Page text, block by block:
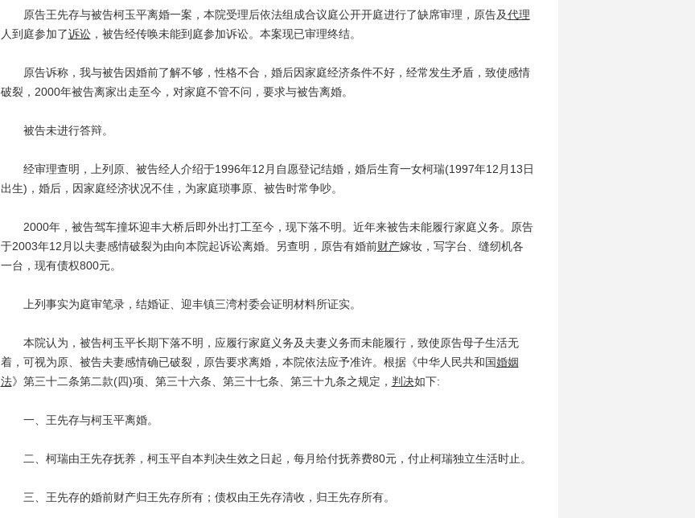
原告王先存与被告柯玉平离婚一案，本院受理后依法组成合议庭公开开庭进行了缺席审理，原告及代理
人到庭参加了诉讼，被告经传唤未能到庭参加诉讼。本案现已审理终结。
原告诉称，我与被告因婚前了解不够，性格不合，婚后因家庭经济条件不好，经常发生矛盾，致使感情
破裂，2000年被告离家出走至今，对家庭不管不问，要求与被告离婚。
被告未进行答辩。
经审理查明，上列原、被告经人介绍于1996年12月自愿登记结婚，婚后生育一女柯瑞(1997年12月13日
出生)，婚后，因家庭经济状况不佳，为家庭琐事原、被告时常争吵。
2000年，被告驾车撞坏迎丰大桥后即外出打工至今，现下落不明。近年来被告未能履行家庭义务。原告
于2003年12月以夫妻感情破裂为由向本院起诉讼离婚。另查明，原告有婚前财产嫁妆，写字台、缝纫机各
一台，现有债权800元。
上列事实为庭审笔录，结婚证、迎丰镇三湾村委会证明材料所证实。
本院认为，被告柯玉平长期下落不明，应履行家庭义务及夫妻义务而未能履行，致使原告母子生活无
着，可视为原、被告夫妻感情确已破裂，原告要求离婚，本院依法应予准许。根据《中华人民共和国婚姻
法》第三十二条第二款(四)项、第三十六条、第三十七条、第三十九条之规定， 判决如下:
一、王先存与柯玉平离婚。
二、柯瑞由王先存抚养，柯玉平自本判决生效之日起，每月给付抚养费80元，付止柯瑞独立生活时止。
三、王先存的婚前财产归王先存所有；债权由王先存清收，归王先存所有。